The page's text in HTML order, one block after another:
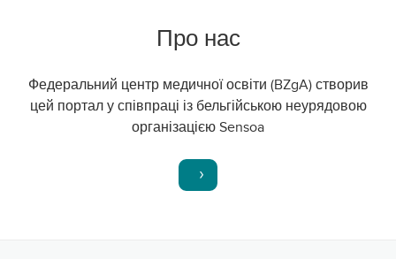
Про нас
Федеральний центр медичної освіти (BZgA) створив
цей портал у співпраці із бельгійською неурядовою
організацією Sensoa